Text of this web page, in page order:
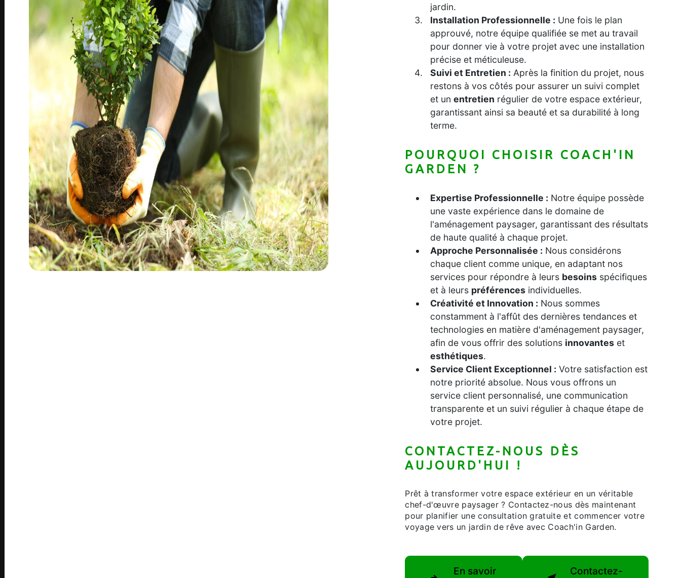
jardin.
Installation Professionnelle : Une fois le plan
approuvé, notre équipe qualifiée se met au travail
pour donner vie à votre projet avec une installation
précise et méticuleuse.
Suivi et Entretien : Après la finition du projet, nous
restons à vos côtés pour assurer un suivi complet
et unentretien régulier de votre espace extérieur,
garantissant ainsi sa beauté et sa durabilité à long
terme.
POURQUOI CHOISIR COACH'IN
GARDEN ?
Expertise Professionnelle : Notre équipe possède
une vaste expérience dans le domaine de
l'aménagement paysager, garantissant des résultats
de haute qualité à chaque projet.
Approche Personnalisée : Nous considérons
chaque client comme unique, en adaptant nos
services pour répondre à leurs besoins spécifiques
et à leurs préférences individuelles.
Créativité et Innovation : Nous sommes
constamment à l'affût des dernières tendances et
technologies en matière d'aménagement paysager,
afin de vous offrir des solutions innovantes et
esthétiques.
Service Client Exceptionnel : Votre satisfaction est
notre priorité absolue. Nous vous offrons un
service client personnalisé, une communication
transparente et un suivi régulier à chaque étape de
votre projet.
CONTACTEZ-NOUS DÈS
AUJOURD'HUI !
Prêt à transformer votre espace extérieur en un véritable
chef-d'œuvre paysager ? Contactez-nous dès maintenant
pour planifier une consultation gratuite et commencer votre
voyage vers un jardin de rêve avec Coach'in Garden.
En savoir
Contactez-